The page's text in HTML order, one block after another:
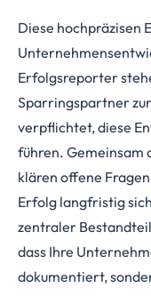
Diese hochpräzisen
Erfolgsreporter
Sparringspartner
verpflichtet, diese
führen. Gemeinsam
klären offene
Erfolg langfristig
zentraler
dass Ihre
dokumentiert,